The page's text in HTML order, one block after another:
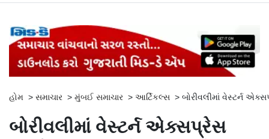
હોમ > સમાચાર > મુંબઈ સમાચાર > આર્ટિકલ્સ > બોરીવલીમાં વેસ્ટર્ન
બોરીવલીમાં વેસ્ટર્ન એક્સપ્રેસ